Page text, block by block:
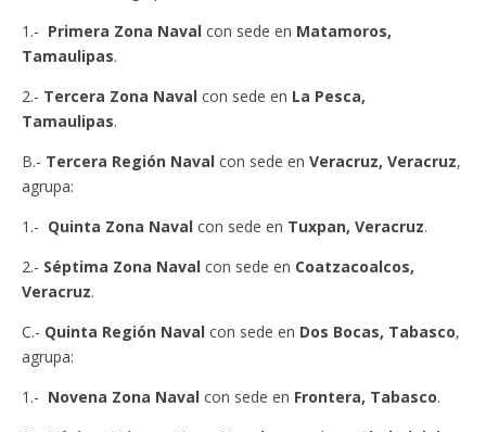
1.- Primera Zona Naval con sede en Matamoros,
Tamaulipas.
2.- Tercera Zona Naval con sede en La Pesca,
Tamaulipas.
B.- Tercera Región Naval con sede en Veracruz, Veracruz,
agrupa:
1.- Quinta Zona Naval con sede en Tuxpan, Veracruz.
2.- Séptima Zona Naval con sede en Coatzacoalcos,
Veracruz.
C.- Quinta Región Naval con sede en Dos Bocas, Tabasco,
agrupa:
1.- Novena Zona Naval con sede en Frontera, Tabasco.